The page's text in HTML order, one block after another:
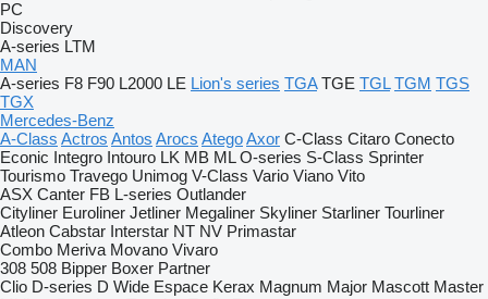
PC
Discovery
A-series LTM
MAN
A-series F8 F90 L2000 LE Lion's series TGA TGE TGL TGM TGS
TGX
Mercedes-Benz
A-Class Actros Antos Arocs AtegoAxor C-Class Citaro Conecto
Econic Integro Intouro LK MB ML O-series S-Class Sprinter
Tourismo Travego Unimog V-Class Vario Viano Vito
ASX Canter FB L-series Outlander
Cityliner Euroliner Jetliner Megaliner Skyliner Starliner Tourliner
Atleon Cabstar Interstar NT NV Primastar
Combo Meriva Movano Vivaro
308 508 Bipper Boxer Partner
Clio D-series D Wide Espace Kerax Magnum Major Mascott Master